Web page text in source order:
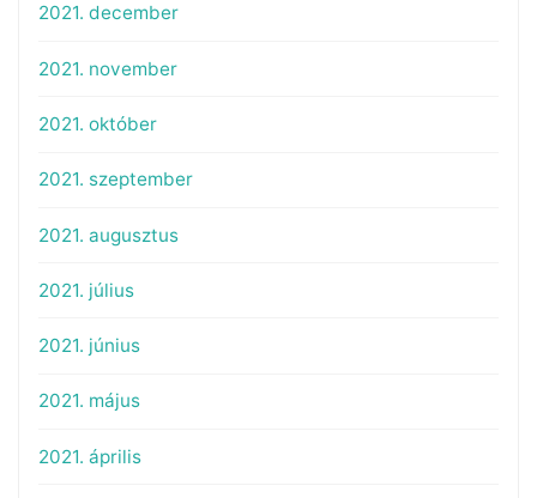
2021. december
2021. november
2021. október
2021. szeptember
2021. augusztus
2021. július
2021. június
2021. május
2021. április